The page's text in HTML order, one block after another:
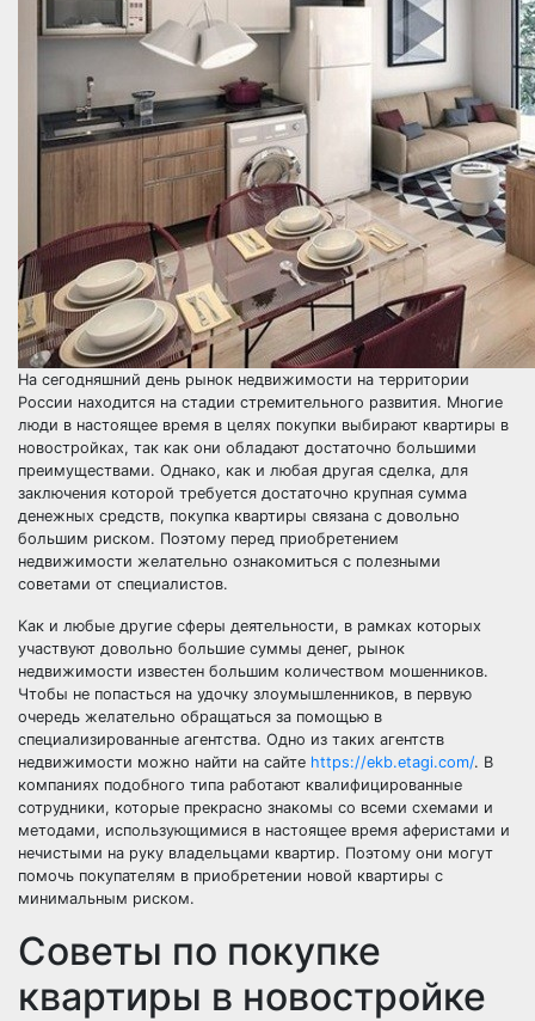
На сегодняшний день рынок недвижимости на территории
России находится на стадии стремительного развития. Многие
люди в настоящее время в целях покупки выбирают квартиры в
новостройках, так как они обладают достаточно большими
преимуществами. Однако, как и любая другая сделка, для
заключения которой требуется достаточно крупная сумма
денежных средств, покупка квартиры связана с довольно
большим риском. Поэтому перед приобретением
недвижимости желательно ознакомиться с полезными
советами от специалистов.
Как и любые другие сферы деятельности, в рамках которых
участвуют довольно большие суммы денег, рынок
недвижимости известен большим количеством мошенников.
Чтобы не попасться на удочку злоумышленников, в первую
очередь желательно обращаться за помощью в
специализированные агентства. Одно из таких агентств
недвижимости можно найти на сайте https://ekb.etagi.com/. В
компаниях подобного типа работают квалифицированные
сотрудники, которые прекрасно знакомы со всеми схемами и
методами, использующимися в настоящее время аферистами и
нечистыми на руку владельцами квартир. Поэтому они могут
помочь покупателям в приобретении новой квартиры с
минимальным риском.
Советы по покупке
квартиры в новостройке